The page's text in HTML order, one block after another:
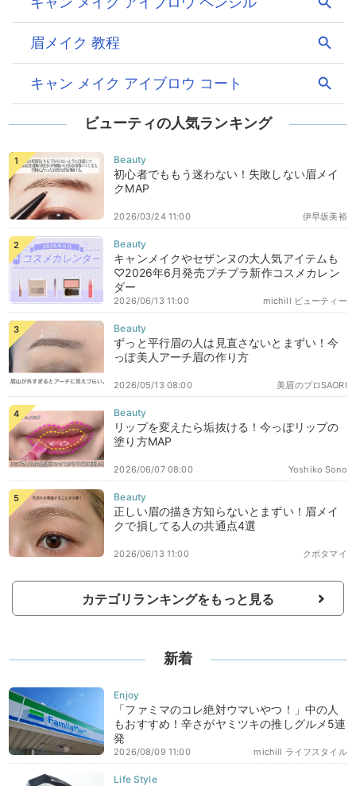
ビューティの人気ランキング
初心者でももう迷わない！失敗しない眉メイ
クMAP
伊早坂美裕
2026/03/24 11:00
キャンメイクやセザンヌの大人気アイテムも
♡2026年6月発売プチプラ新作コスメカレン
ダー
michill ビューティー
2026/06/13 11:00
ずっと平行眉の人は見直さないとまずい！今
っぽ美人アーチ眉の作り方
美眉のプロSAORI
2026/05/13 08:00
リップを変えたら垢抜ける！今っぽリップの
塗り方MAP
Yoshiko Sono
2026/06/07 08:00
正しい眉の描き方知らないとまずい！眉メイ
クで損してる人の共通点4選
クボタマイ
2026/06/13 11:00
カテゴリランキングをもっと見る
新着
「ファミマのコレ絶対ウマいやつ！」中の人
もおすすめ！辛さがヤミツキの推しグルメ5連
発
michill ライフスタイル
2026/08/09 11:00